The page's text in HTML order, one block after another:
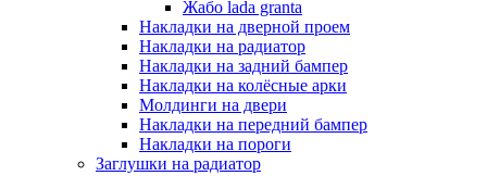
Жабо lada granta
Накладки на дверной проем
Накладки на радиатор
Накладки на задний бампер
Накладки на колёсные арки
Молдинги на двери
Накладки на передний бампер
Накладки на пороги
Заглушки на радиатор